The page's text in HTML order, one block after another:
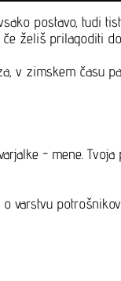
postavo, tudi
želiš prilagoditi
v zimskem času
- mene.
varstvu